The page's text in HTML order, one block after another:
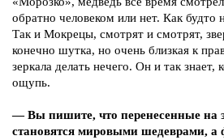
обратно человеком или нет. Как
Так и Мокрецы, смотрят и смотрят,
конечно шутка, но очень близкая к
зеркала делать нечего. Он и так
ощупь.
— Вы пишите, что перенесенные на
становятся мировыми шедеврами,